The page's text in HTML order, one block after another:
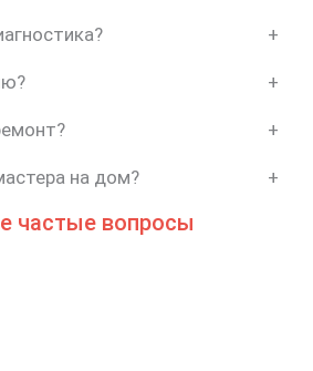
+
+
+
на дом? +
частые вопросы